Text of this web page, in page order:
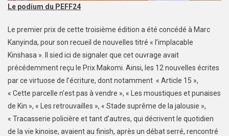
Le podium du PEFF24
Le premier prix de cette troisième édition a été concédé à Marc
Kanyinda, pour son recueil de nouvelles titré « l’implacable
Kinshasa ». Il sied ici de signaler que cet ouvrage avait
précédemment reçu le Prix Makomi. Ainsi, les 12 nouvelles écrites
par ce virtuose de l’écriture, dont notamment « Article 15 »,
« Cette parcelle n’est pas à vendre », « Les moustiques et punaises
de Kin », « Les retrouvailles », « Stade suprême de la jalousie »,
« Tracasserie policière et tant d’autres, qui décrivent le quotidien
de la vie kinoise, avaient au finish, après un débat serré, rencontré